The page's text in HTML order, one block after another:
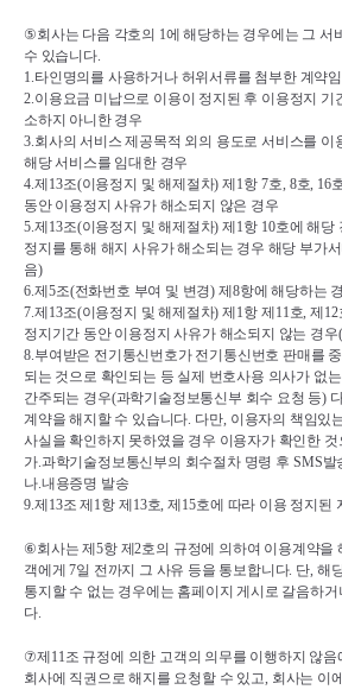
⑤회사는 다음 각호의 1에 해당하는 경우에는 그 서
수 있습니다.
1.타인명의를 사용하거나 허위서류를 첨부한 계약
2.이용요금 미납으로 이용이 정지된 후 이용정지 기
소하지 아니한 경우
3.회사의 서비스 제공목적 외의 용도로 서비스를 이
해당 서비스를 임대한 경우
4.제 13조(이용정지 및 해제절차) 제 1항 7호, 8호, 16
동안 이용정지 사유가 해소되지 않은 경우
5.제 13조(이용정지 및 해제절차) 제 1항 10호에 해당
정지를 통해 해지 사유가 해소되는 경우 해당 부가
음)
6.제 5조(전화번호 부여 및 변경) 제8항에 해당하는
7.제 13조(이용정지 및 해제절차) 제 1항 제 11호, 제 12
정지기간 동안 이용정지 사유가 해소되지 않는 경우(
8.부여받은 전기통신번호가 전기통신번호 판매를
되는 것으로 확인되는 등 실제 번호사용 의사가 없
간주되는 경우(과학기술정보통신부 회수 요청 등)
계약을 해지할 수 있습니다. 다만, 이용자의 책임있
사실을 확인하지 못하였을 경우 이용자가 확인한
가.과학기술정보통신부의 회수절차 명령 후 SMS발
나.내용증명 발송
9.제 13조 제 1항 제 13호, 제 15호에 따라 이용 정지된
⑥회사는 제 5항 제2호의 규정에 의하여 이용계약을
객에게 7일 전까지 그 사유 등을 통보합니다. 단, 해
통지할 수 없는 경우에는 홈페이지 게시로 갈음하거
다.
⑦제 11조 규정에 의한 고객의 의무를 이행하지 않
회사에 직권으로 해지를 요청할 수 있고, 회사는 이